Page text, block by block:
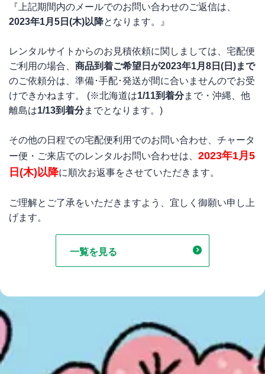
『上記期間内のメールでのお問い合わせのご返信は、
2023年1月5日(木)以降となります。』
レンタルサイトからのお見積依頼に関しましては、宅配便
ご利用の場合、 商品到着ご希望日が2023年1月8日(日)まで
のご依頼分は、準備･手配･発送が間に合いませんのでお受
けできかねます。 (※北海道は1/11到着分まで・沖縄、他
離島は1/13到着分までとなります。)
その他の日程での宅配便利用でのお問い合わせ、チャータ
ー便・ご来店でのレンタルお問い合わせは、 2023年1月5
日(木)以降に順次お返事をさせていただきます。
ご理解とご了承をいただきますよう、宜しく御願い申し上
げます。
一覧を見る